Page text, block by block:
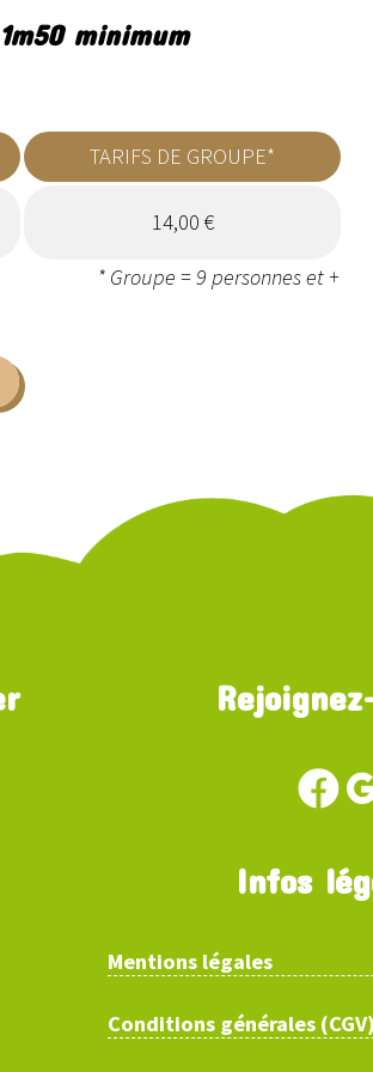
minimum
TARIFS DE GROUPE*
14,00 €
* Groupe = 9 personnes et +
Infos
Mentions légales
Conditions générales (CGV)